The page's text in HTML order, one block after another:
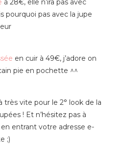
pourquoi pas avec la jupe
en cuir à 49€, j’adore on
pie en pochette ^^
très vite pour le 2° look de la
! Et n’hésitez pas à
entrant votre adresse e-
;)